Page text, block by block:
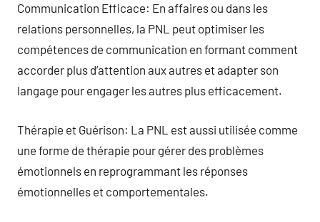
Communication Efficace: En affaires ou dans les
relations personnelles, la PNL peut optimiser les
compétences de communication en formant comment
accorder plus d’attention aux autres et adapter son
langage pour engager les autres plus efficacement.
Thérapie et Guérison: La PNL est aussi utilisée comme
une forme de thérapie pour gérer des problèmes
émotionnels en reprogrammant les réponses
émotionnelles et comportementales.